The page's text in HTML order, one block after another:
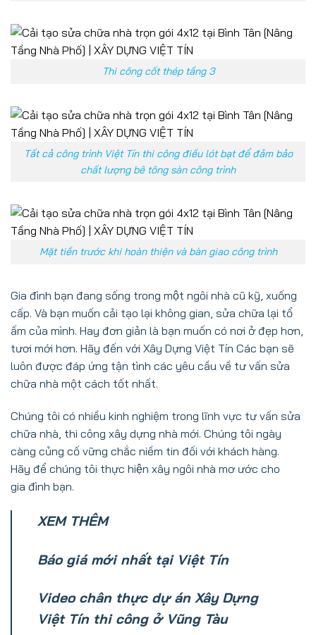
Thi công cốt thép tầng 3
Tất cả công trình Việt Tín thi công điều lót bạt để đảm bảo
chất lượng bê tông sàn công trình
Mặt tiền trước khi hoàn thiện và bàn giao công trình
Gia đình bạn đang sống trong một ngôi nhà cũ kỹ, xuống
cấp. Và bạn muốn cải tạo lại không gian, sửa chữa lại tổ
ấm của mình. Hay đơn giản là bạn muốn có nơi ở đẹp hơn,
tươi mới hơn. Hãy đến với Xây Dựng Việt Tín Các bạn sẽ
luôn được đáp ứng tận tình các yêu cầu về tư vấn sửa
chữa nhà một cách tốt nhất.
Chúng tôi có nhiều kinh nghiệm trong lĩnh vực tư vấn sửa
chữa nhà, thi công xây dựng nhà mới. Chúng tôi ngày
càng củng cố vững chắc niềm tin đối với khách hàng.
Hãy để chúng tôi thực hiện xây ngôi nhà mơ ước cho
gia đình bạn.
XEM THÊM
Báo giá mới nhất tại Việt Tín
Video chân thực dự án Xây Dựng
Việt Tín thi công ở Vũng Tàu